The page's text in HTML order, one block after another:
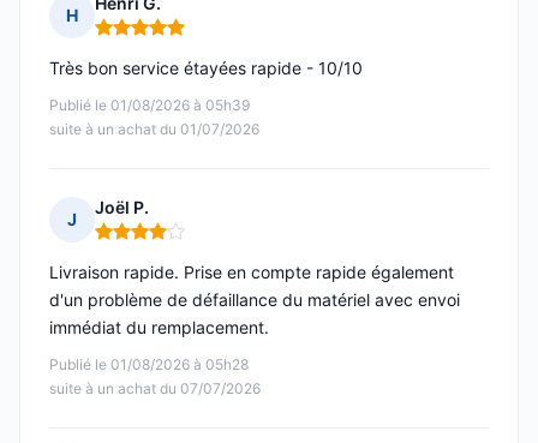
H
Note : 5 sur 5
Publié le 01/08/2026 à 05h39
suite à un achat du 01/07/2026
Très bon service étayées rapide - 10/10
J
Joël P.
Note : 4 sur 5
Publié le 01/08/2026 à 05h28
suite à un achat du 07/07/2026
Livraison rapide. Prise en compte rapide également
d'un problème de défaillance du matériel avec envoi
immédiat du remplacement.